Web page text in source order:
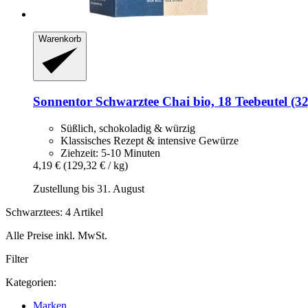
Warenkorb
Sonnentor Schwarztee Chai bio, 18 Teebeutel
Süßlich, schokoladig & würzig
Klassisches Rezept & intensive Gewürze
Ziehzeit: 5-10 Minuten
4,19 € (129,32 € / kg)
Zustellung bis 31. August
Schwarztees: 4 Artikel
Alle Preise inkl. MwSt.
Filter
Kategorien:
Marken